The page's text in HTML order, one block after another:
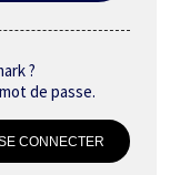
?
de passe.